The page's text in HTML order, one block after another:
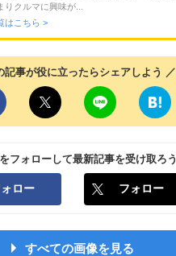
りクルマに興味が...
はこちら >
記事が役に立ったらシェアしよう ／
フォローして最新記事を受け取ろう
ロー フォロー
すべての画像を見る